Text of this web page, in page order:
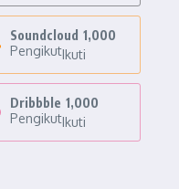
Soundcloud 1,000
PengikutIkuti
Dribbble 1,000
PengikutIkuti